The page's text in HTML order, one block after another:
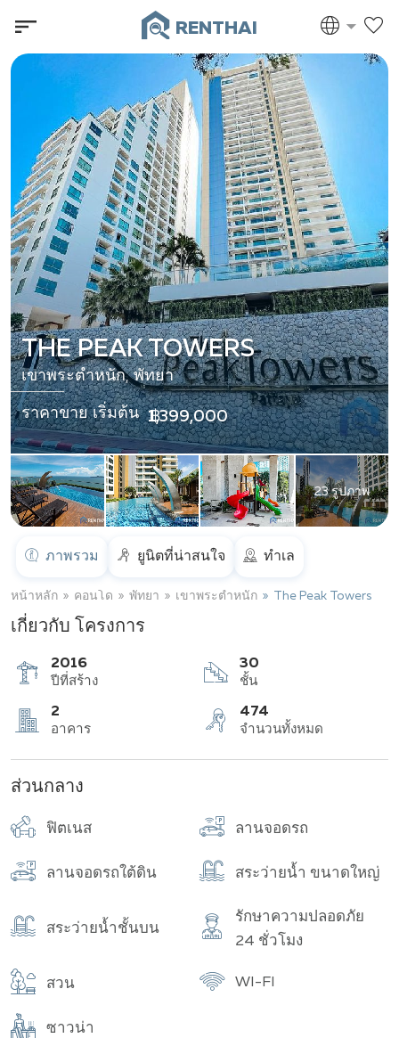
RENTHAI
23 รูปภาพ
THE PEAK TOWERS
เขาพระตำหนัก, พัทยา
ราคาขาย เริ่มต้น ฿ 1,399,000
ภาพรวม ยูนิตที่น่าสนใจ ทำเล
หน้าหลัก คอนโด พัทยา เขาพระตำหนัก The Peak Towers
เกี่ยวกับ โครงการ
2016
ปีที่สร้าง
30
ชั้น
2
ส่วนกลาง
ฟิตเนส ลานจอดรถ
ลานจอดรถใต้ดิน สระว่ายน้ำ ขนาดใหญ่
สระว่ายน้ำชั้นบน
รักษาความปลอดภัย
24 ชั่วโมง
สวน WI-FI
ซาวน่า